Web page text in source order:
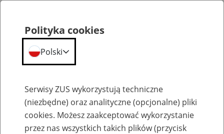
Przepraszamy,
podana strona nie została znaleziona.
Polityka cookies
Polski
Serwisy ZUS wykorzystują techniczne
(niezbędne) oraz analityczne (opcjonalne) pliki
cookies. Możesz zaakceptować wykorzystanie
przez nas wszystkich takich plików (przycisk